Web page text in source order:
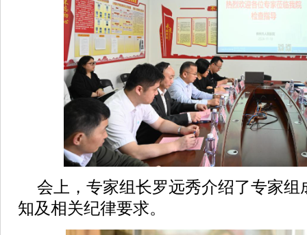
会上，专家组长罗远秀介绍了专家
知及相关纪律要求。